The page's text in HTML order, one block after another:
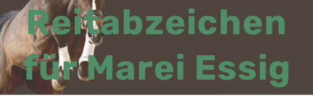
Reitabzeichen
für Marei Essig